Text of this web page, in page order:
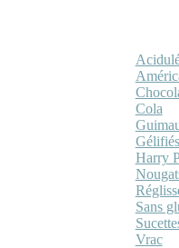
Cola
Gélifiés
Harry
Sans
Vrac